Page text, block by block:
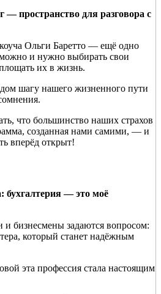
— пространство для разговора с
Ольги Баретто — ещё одно
и нужно выбирать свои
их в жизнь.
шагу нашего жизненного пути
что большинство наших страхов
созданная нами самими, — и
вперёд открыт!
бухгалтерия — это моё
бизнесмены задаются вопросом:
который станет надёжным
эта профессия стала настоящим